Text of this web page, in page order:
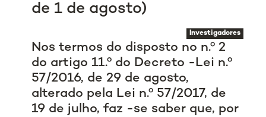
de 1 de agosto)
Investigadores
Nos termos do disposto no n.º 2
do artigo 11.º do Decreto -Lei n.º
57/2016, de 29 de agosto,
alterado pela Lei n.º 57/2017, de
19 de julho, faz -se saber que, por